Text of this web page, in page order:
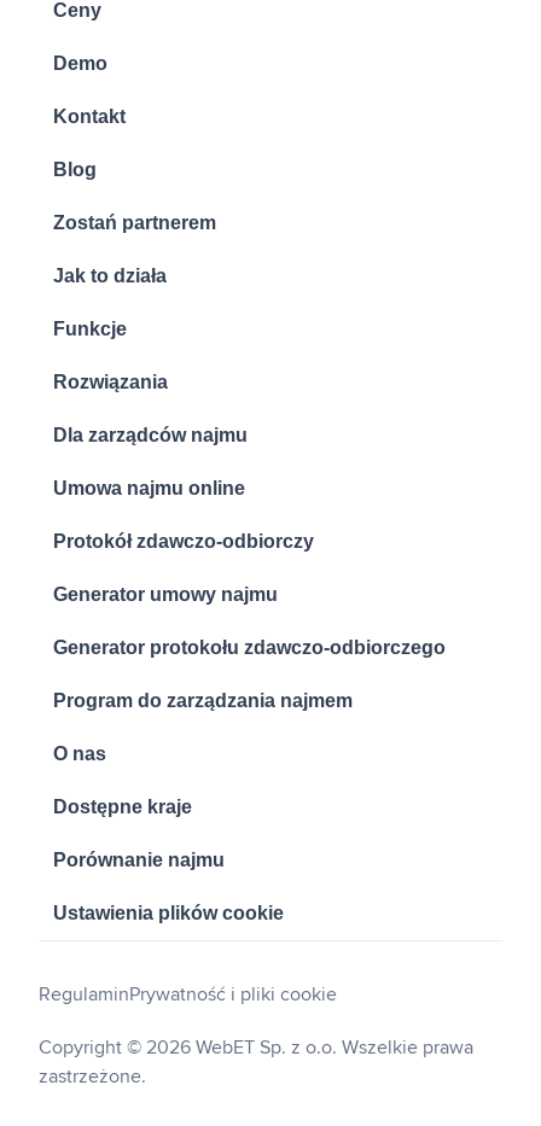
Ceny
Demo
Kontakt
Blog
Zostań partnerem
Jak to działa
Funkcje
Rozwiązania
Dla zarządców najmu
Umowa najmu online
Protokół zdawczo-odbiorczy
Generator umowy najmu
Generator protokołu zdawczo-odbiorczego
Program do zarządzania najmem
O nas
Dostępne kraje
Porównanie najmu
Ustawienia plików cookie
Copyright © 2026 WebET Sp. z o.o. Wszelkie prawa
zastrzeżone.
RegulaminPrywatność i pliki cookie